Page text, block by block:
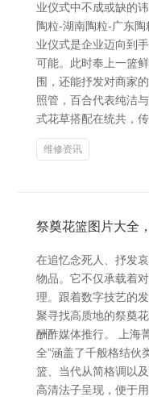
业仪式中不成或缺的
陶粒-湖南陶粒-广东
业仪式是企业迈向到
可能。此时奉上一篮
围，还能抒发对商家
照管，百合代表纯洁
式花草搭配在统共，
维修资讯
祭奠花篮图片大全
在追忆念死人、抒发
物品。它不仅承载着
理。跟着数字技艺的
聚寻找高质地的祭奠
酬酢媒体推行。 上海
全”涵盖了千般格结伙
篮、当代从简格调以
高清法子呈现，便于